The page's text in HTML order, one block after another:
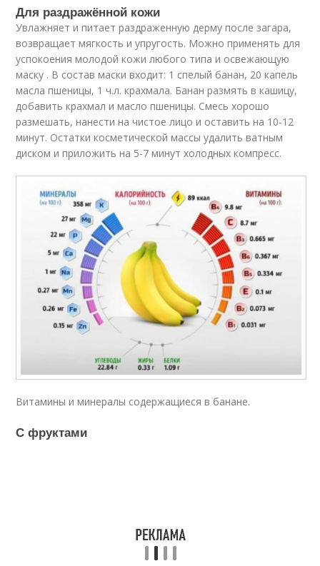
Для раздражённой кожи
Увлажняет и питает раздраженную дерму после загара,
возвращает мягкость и упругость. Можно применять для
успокоения молодой кожи любого типа и освежающую
маску . В состав маски входит: 1 спелый банан, 20 капель
масла пшеницы, 1 ч.л. крахмала. Банан размять в кашицу,
добавить крахмал и масло пшеницы. Смесь хорошо
размешать, нанести на чистое лицо и оставить на 10-12
минут. Остатки косметической массы удалить ватным
диском и приложить на 5-7 минут холодных компресс.
Витамины и минералы содержащиеся в банане.
С фруктами